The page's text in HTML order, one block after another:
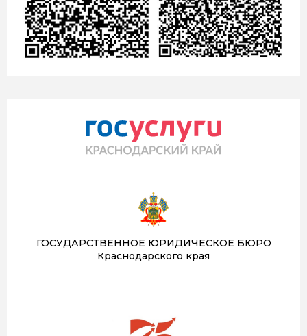
ГОСУДАРСТВЕННОЕ ЮРИДИЧЕСКОЕ БЮРО
Краснодарского края